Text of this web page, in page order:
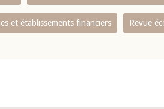
et établissements financiers Revue